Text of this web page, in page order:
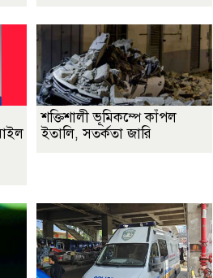
শক্তিশালী ভূমিকম্পে কাঁপল
ইতালি, সতর্কতা জারি